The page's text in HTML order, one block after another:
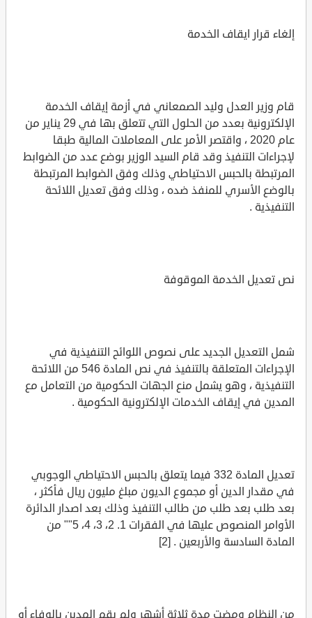
إلغاء قرار ايقاف الخدمة
قام وزير العدل وليد الصمعاني في أزمة إيقاف الخدمة
الإلكترونية بعدد من الحلول التي تتعلق بها في 29 يناير من
عام 2020 ، واقتصر الأمر على المعاملات المالية طبقا
لإجراءات التنفيذ وقد قام السيد الوزير بوضع عدد من الضوابط
المرتبطة بالحبس الاحتياطي وذلك وفق الضوابط المرتبطة
بالوضع الأسري للمنفذ ضده ، وذلك وفق تعديل اللائحة
التنفيذية .
نص تعديل الخدمة الموقوفة
شمل التعديل الجديد على نصوص اللوائح التنفيذية في
الإجراءات المتعلقة بالتنفيذ في نص المادة 546 من اللائحة
التنفيذية ، وهو يشمل منع الجهات الحكومية من التعامل مع
المدين في إيقاف الخدمات الإلكترونية الحكومية .
تعديل المادة 332 فيما يتعلق بالحبس الاحتياطي الوجوبي
في مقدار الدين أو مجموع الديون مبلغ مليون ريال فأكثر ،
بعد طلب بعد طلب من طالب التنفيذ وذلك بعد اصدار الدائرة
الأوامر المنصوص عليها في الفقرات 1. 2، 3، 4، 5"" من
المادة السادسة والأربعين . [2]
من النظام ومضت مدة ثلاثة أشهر ولم يقم المدين بالوفاء أو